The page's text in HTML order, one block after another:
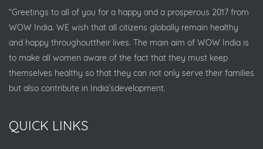
“Greetings to all of you for a happy and a prosperous 2017 from
WOW India. WE wish that all citizens globally remain healthy
and happy throughouttheir lives. The main aim of WOW India is
to make all women aware of the fact that they must keep
themselves healthy so that they can not only serve their families
but also contribute in India’sdevelopment.
QUICK LINKS